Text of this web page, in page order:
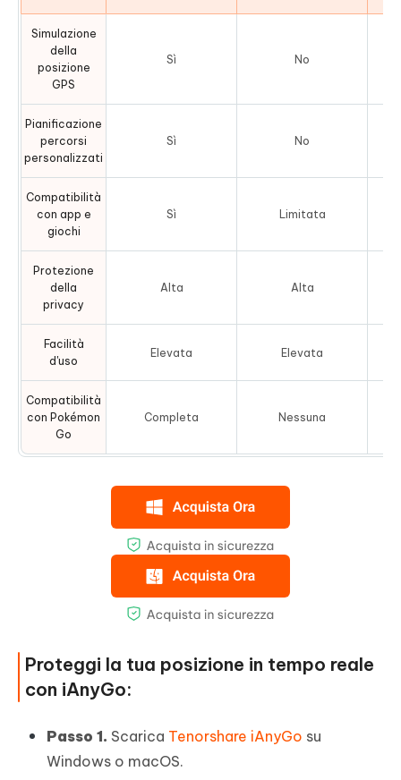
Simulazione
della
posizione
GPS
Sì No
Pianificazione
percorsi
personalizzati
Sì No
Compatibilità
con app e
giochi
Sì Limitata
Protezione
della
privacy
Alta Alta
Facilità
d'uso
Elevata Elevata
Compatibilità
con Pokémon
Go
Completa Nessuna
Proteggi la tua posizione in tempo reale
con iAnyGo:
Passo 1. Scarica Tenorshare iAnyGo su
Windows o macOS.